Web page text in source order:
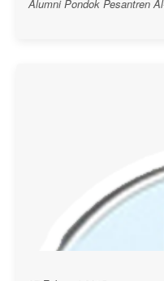
Alumni Pondok Pesantren